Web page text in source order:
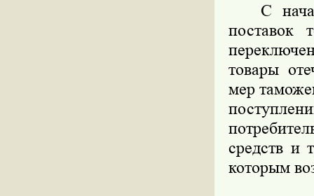
С
поставок
товары
мер
средств и
которым